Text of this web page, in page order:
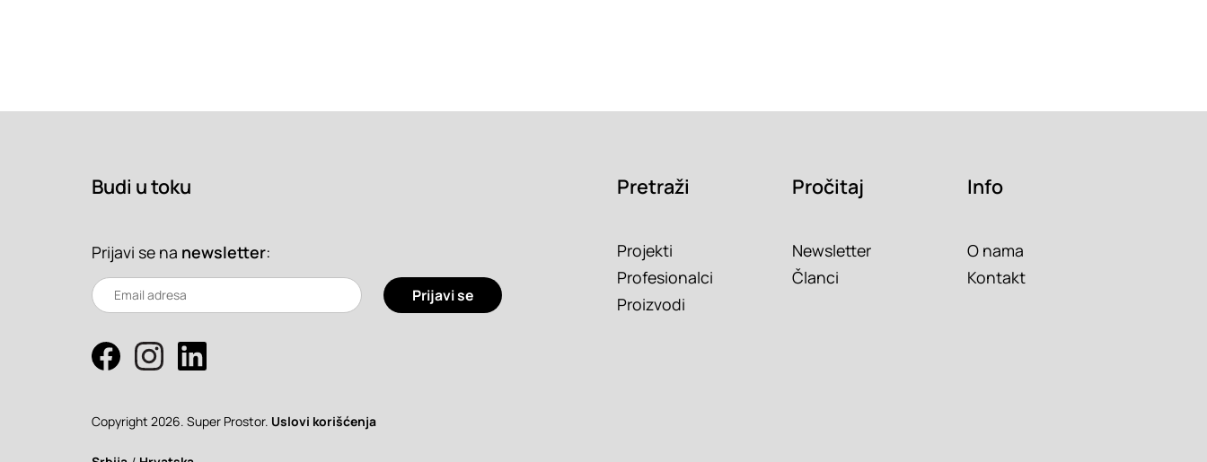
Budi u toku
Prijavi se na newsletter:
Prijavi se
Pretraži
Projekti
Profesionalci
Proizvodi
Pročitaj
Newsletter
Članci
Info
O nama
Kontakt
Copyright 2026. Super Prostor. Uslovi korišćenja